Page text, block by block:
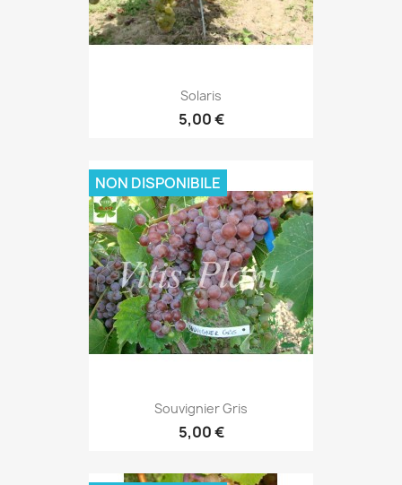
Solaris
5,00 €
Souvignier Gris
5,00 €
NON DISPONIBILE